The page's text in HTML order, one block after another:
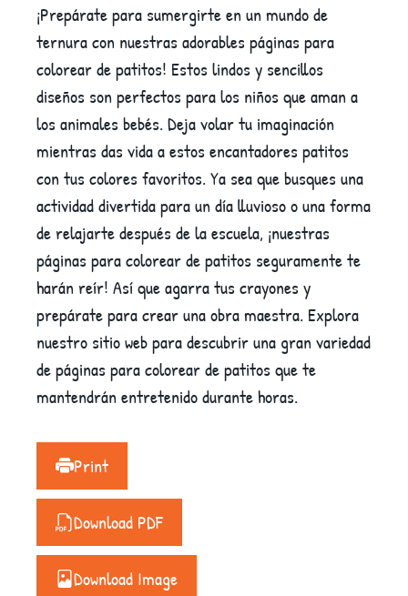
¡Prepárate para sumergirte en un mundo de
ternura con nuestras adorables páginas para
colorear de patitos! Estos lindos y sencillos
diseños son perfectos para los niños que aman a
los animales bebés. Deja volar tu imaginación
mientras das vida a estos encantadores patitos
con tus colores favoritos. Ya sea que busques una
actividad divertida para un día lluvioso o una forma
de relajarte después de la escuela, ¡nuestras
páginas para colorear de patitos seguramente te
harán reír! Así que agarra tus crayones y
prepárate para crear una obra maestra. Explora
nuestro sitio web para descubrir una gran variedad
de páginas para colorear de patitos que te
mantendrán entretenido durante horas.
Print
Download PDF
Download Image